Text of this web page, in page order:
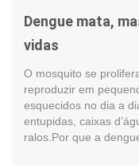
Dengue mata,
vidas
O mosquito se
reproduzir em
esquecidos no dia a
entupidas, caixas
ralos.Por que a